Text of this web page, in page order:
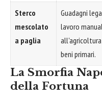
Sterco
mescolato
a paglia
Guadagni
lavoro
beni primari.
La Smorfia
della Fortuna